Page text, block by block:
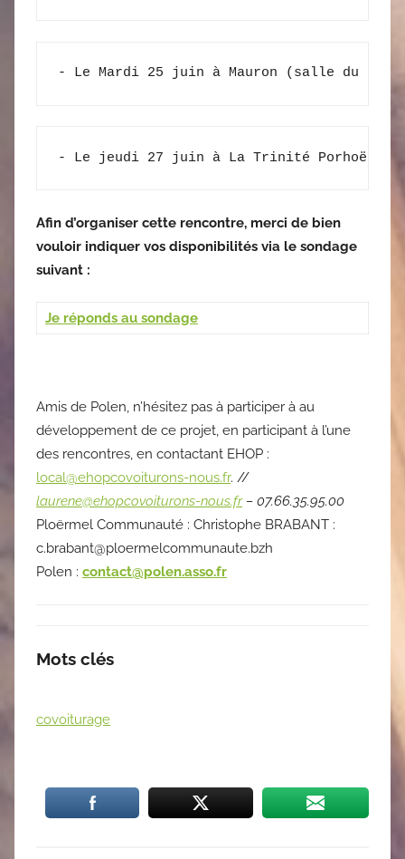
- Le Mardi 25 juin à Mauron (salle du
- Le jeudi 27 juin à La Trinité Porhoët
Afin d’organiser cette rencontre, merci de bien
vouloir indiquer vos disponibilités via le sondage
suivant :
Je réponds au sondage
Amis de Polen, n’hésitez pas à participer à au
développement de ce projet, en participant à l’une
des rencontres, en contactant EHOP :
local@ehopcovoiturons-nous.fr. //
laurene@ehopcovoiturons-nous.fr– 07.66.35.95.00
Ploërmel Communauté : Christophe BRABANT :
c.brabant@ploermelcommunaute.bzh
Polen : contact@polen.asso.fr
Mots clés
covoiturage